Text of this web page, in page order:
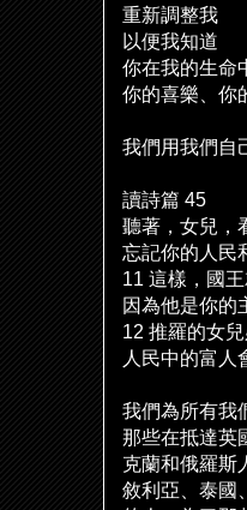
重新調整我
以便我知道
你在我的生命
你的喜樂、你
我們用我們自
讀詩篇 45
聽著，女兒，
忘記你的人民
11 這樣，國王
因為他是你的
12 推羅的女兒
人民中的富人
我們為所有我
那些在抵達英
克蘭和俄羅斯
敘利亞、泰國